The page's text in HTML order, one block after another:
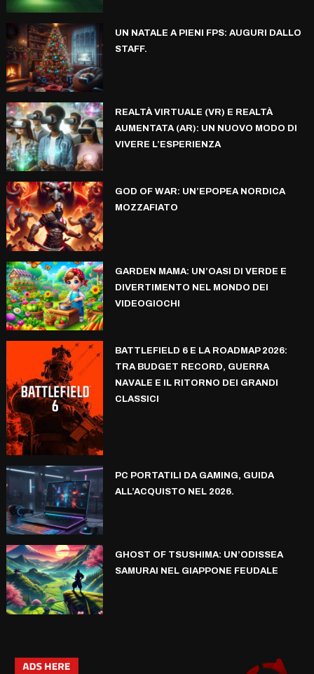
UN NATALE A PIENI FPS: AUGURI DALLO
STAFF.
REALTÀ VIRTUALE (VR) E REALTÀ
AUMENTATA (AR): UN NUOVO MODO DI
VIVERE L’ESPERIENZA
GOD OF WAR: UN’EPOPEA NORDICA
MOZZAFIATO
GARDEN MAMA: UN’OASI DI VERDE E
DIVERTIMENTO NEL MONDO DEI
VIDEOGIOCHI
BATTLEFIELD 6 E LA ROADMAP 2026:
TRA BUDGET RECORD, GUERRA
NAVALE E IL RITORNO DEI GRANDI
CLASSICI
PC PORTATILI DA GAMING, GUIDA
ALL’ACQUISTO NEL 2026.
GHOST OF TSUSHIMA: UN’ODISSEA
SAMURAI NEL GIAPPONE FEUDALE